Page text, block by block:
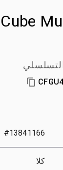
#13841166
كلا